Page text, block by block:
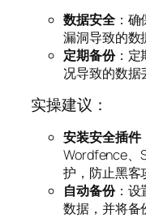
数据安全：确
漏洞导致的数
定期备份：定
况导致的数据
实操建议：
安装安全插件
Wordfence、
护，防止黑客
自动备份：设
数据，并将备